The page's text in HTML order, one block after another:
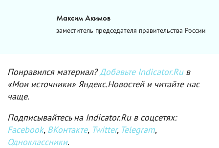
Максим Акимов
заместитель председателя правительства России
Понравился материал?Добавьте Indicator.Ruв
«Мои источники» Яндекс.Новостей и читайте нас
чаще.
Подписывайтесь на Indicator.Ru в соцсетях:
Facebook, ВКонтакте, Twitter, Telegram,
Одноклассники.